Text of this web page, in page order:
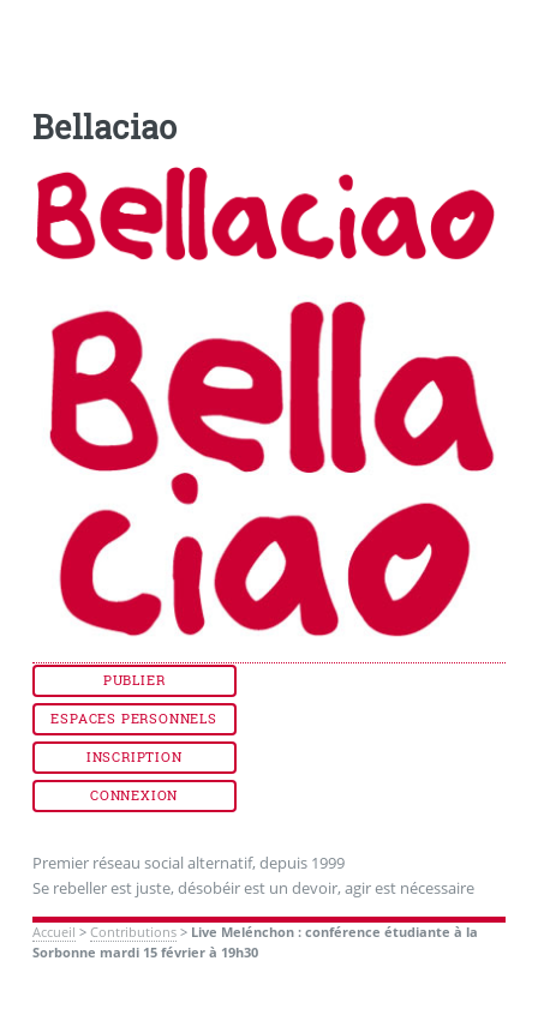
Bellaciao
PUBLIER
ESPACES PERSONNELS
INSCRIPTION
CONNEXION
Premier réseau social alternatif, depuis 1999
Se rebeller est juste, désobéir est un devoir, agir est nécessaire
Accueil > Contributions> Live Melénchon : conférence étudiante à la
Sorbonne mardi 15 février à 19h30